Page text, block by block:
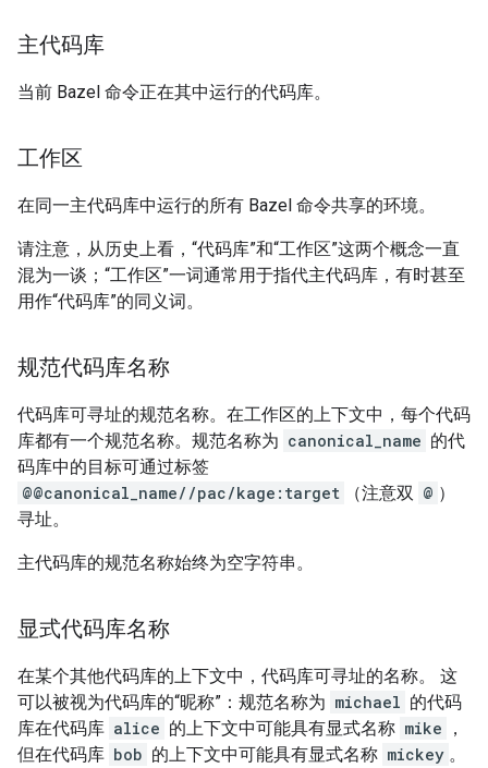
主代码库
当前 Bazel 命令正在其中运行的代码库。
工作区
在同一主代码库中运行的所有 Bazel 命令共享的环境。
请注意，从历史上看，“代码库”和“工作区”这两个概念一直
混为一谈；“工作区”一词通常用于指代主代码库，有时甚至
用作“代码库”的同义词。
规范代码库名称
代码库可寻址的规范名称。在工作区的上下文中，每个代码
库都有一个规范名称。规范名称为 canonical_name 的代
码库中的目标可通过标签
@@canonical_name//pac/kage:target
（注意双 @ ）
寻址。
主代码库的规范名称始终为空字符串。
显式代码库名称
在某个其他代码库的上下文中，代码库可寻址的名称。 这
可以被视为代码库的“昵称”：规范名称为 michael 的代码
库在代码库 alice 的上下文中可能具有显式名称 mike
，
但在代码库 bob 的上下文中可能具有显式名称 mickey 。